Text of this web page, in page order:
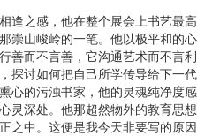
逢之感，他在整个展会上书艺最
崇山峻岭的一笔。他以极平和的
善而不言善，它沟通艺术而不言
探讨如何把自己所学传导给下一
心的污浊书家，他的灵魂纯净度
灵深处。他那超然物外的教育思
之中。这便是我今天非要写的原